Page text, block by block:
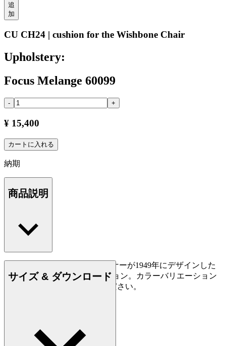
追
加
CU CH24 | cushion for the Wishbone Chair
Upholstery:
Focus Melange 60099
- +
¥ 15,400
カートに入れる
納期
商品説明
CU CH24は、ハンス J. ウェグナーが1949年にデザインした
CH24 Yチェア用の革製クッション。カラーバリエーション
に富む皮革各種からお選びください。
サイズ & ダウンロード